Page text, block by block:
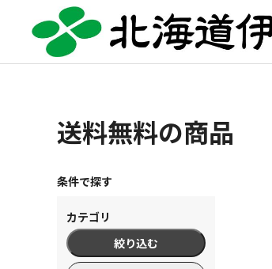
送料無料の商品
条件で探す
カテゴリ
絞り込む